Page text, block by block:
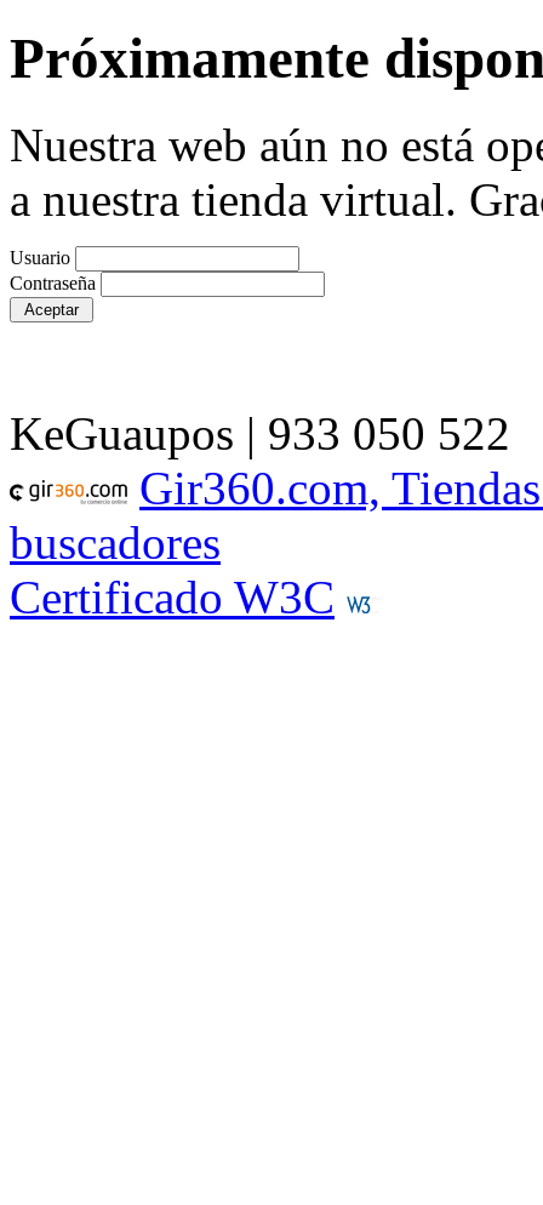
Próximamente
Nuestra web aún no está
a nuestra tienda virtual.
Usuario
Contraseña
KeGuaupos | 933 050 522
Gir360.com,
buscadores
Certificado W3C